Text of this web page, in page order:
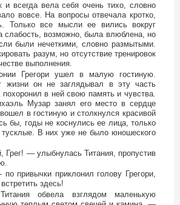
и всегда вела себя очень тихо, словно
вовсе. На вопросы отвечала кротко,
Только все мысли ее вились вокруг
слабость, возможно, была влюблена, но
были нечеткими, словно размытыми.
разум, но отсутствие тренировок
выполнения.
Грегори ушел в малую гостиную.
жизни он не заглядывал в эту часть
похоронил в ней свою память и чувства.
Музар занял его место в сердце
в гостиную и столкнулся красивой
бы, годы не коснулись ее лица, только
тусклые. В них уже не было юношеского
Грег! — улыбнулась Титания, пропустив
привычки приклонил голову Грегори,
здесь!
обвела взглядом маленькую